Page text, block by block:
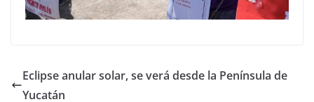
Eclipse anular solar, se verá desde la Península de
Yucatán